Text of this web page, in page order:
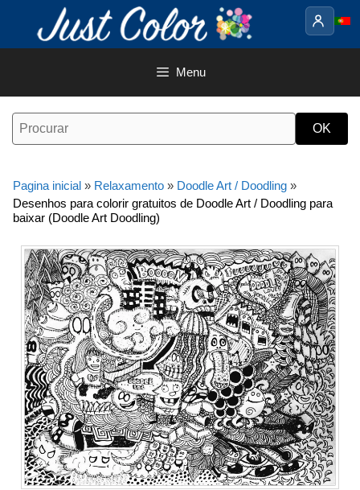
o
Menu
Pagina inicial » Relaxamento » Doodle Art / Doodling »
Desenhos para colorir gratuitos de Doodle Art / Doodling para
baixar (Doodle Art Doodling)